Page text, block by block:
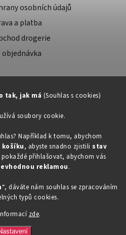
tak, jak má (Souhlas s cookies)
soubory cookie.
Například k tomu, abychom
, abyste snadno zjistili stav
pokaždé přihlašovat, abychom vás
reklamou.
“, dáváte nám souhlas se zpracováním
typů cookies.
zde.
734603917
rl.cz
osobních údajů
a platba
drogerie
objednávka
. Všechna práva vyhrazena.
| Design